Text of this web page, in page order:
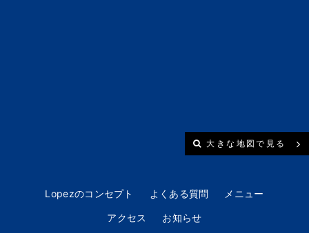
大きな地図で見る
Lopezのコンセプト よくある質問 メニュー
アクセス お知らせ